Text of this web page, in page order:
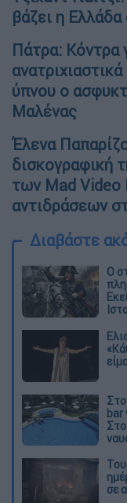
βάζει η
Πάτρα: Κόντρα
ύπνου ο
Μαλένας
Έλενα
δισκογραφική
των Mad Video
αντιδράσεων
Διαβάστε
O
bar
σε